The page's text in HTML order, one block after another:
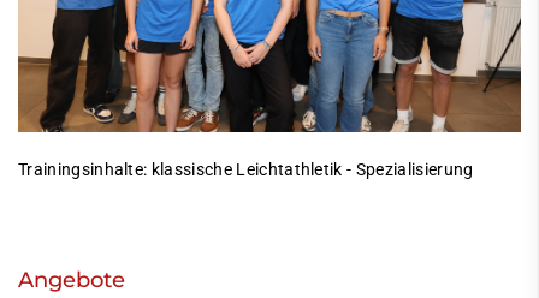
Trainingsinhalte: klassische Leichtathletik - Spezialisierung
Angebote